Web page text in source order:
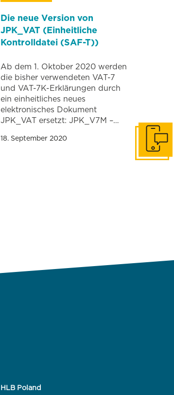
Die neue Version von
JPK_VAT (Einheitliche
Kontrolldatei (SAF-T))
Ab dem 1. Oktober 2020 werden
die bisher verwendeten VAT-7
und VAT-7K-Erklärungen durch
ein einheitliches neues
elektronisches Dokument
JPK_VAT ersetzt: JPK_V7M –…
18. September 2020
HLB Poland
In